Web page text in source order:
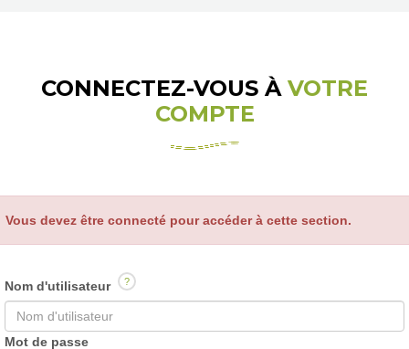
CONNECTEZ-VOUS À VOTRE
COMPTE
Vous devez être connecté pour accéder à cette section.
Nom d'utilisateur ?
Mot de passe